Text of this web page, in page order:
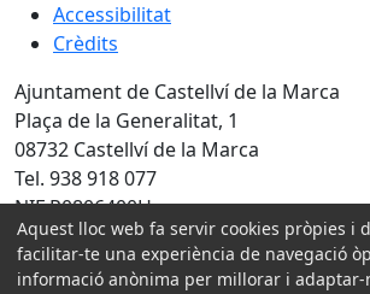
Accessibilitat
Crèdits
Ajuntament de Castellví de la Marca
Plaça de la Generalitat, 1
08732 Castellví de la Marca
Tel. 938 918 077
NIF P0806400H
Amb la col·laboració de:
Aquest lloc web fa servir cookies pròpies i
facilitar-te una experiència de navegació
informació anònima per millorar i adaptar-